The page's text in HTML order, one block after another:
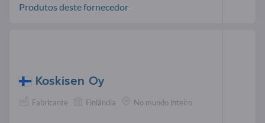
Produtos deste fornecedor
Koskisen Oy
Fabricante Finlândia No mundo inteiro